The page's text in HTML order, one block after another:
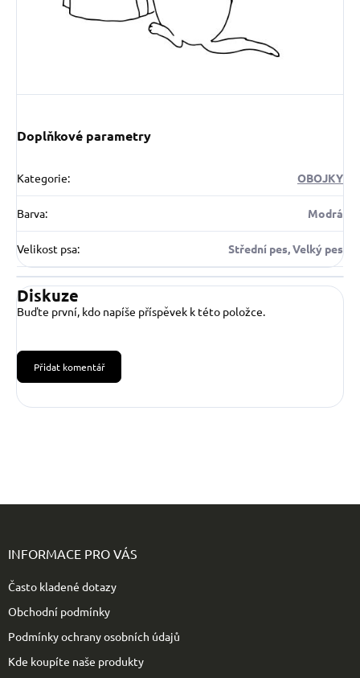
Doplňkové parametry
Kategorie: OBOJKY
Barva: Modrá
Velikost psa: Střední pes, Velký pes
Diskuze
Buďte první, kdo napíše příspěvek k této položce.
Přidat komentář
INFORMACE PRO VÁS
Často kladené dotazy
Obchodní podmínky
Podmínky ochrany osobních údajů
Kde koupíte naše produkty